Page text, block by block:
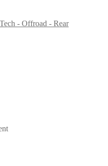
- Offroad - Rear